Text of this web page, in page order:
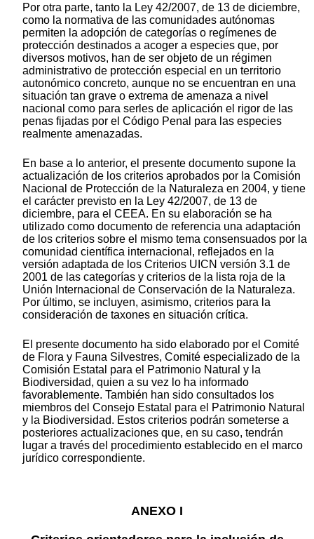
Por otra parte, tanto la Ley 42/2007, de 13 de diciembre,
como la normativa de las comunidades autónomas
permiten la adopción de categorías o regímenes de
protección destinados a acoger a especies que, por
diversos motivos, han de ser objeto de un régimen
administrativo de protección especial en un territorio
autonómico concreto, aunque no se encuentran en una
situación tan grave o extrema de amenaza a nivel
nacional como para serles de aplicación el rigor de las
penas fijadas por el Código Penal para las especies
realmente amenazadas.
En base a lo anterior, el presente documento supone la
actualización de los criterios aprobados por la Comisión
Nacional de Protección de la Naturaleza en 2004, y tiene
el carácter previsto en la Ley 42/2007, de 13 de
diciembre, para el CEEA. En su elaboración se ha
utilizado como documento de referencia una adaptación
de los criterios sobre el mismo tema consensuados por la
comunidad científica internacional, reflejados en la
versión adaptada de los Criterios UICN versión 3.1 de
2001 de las categorías y criterios de la lista roja de la
Unión Internacional de Conservación de la Naturaleza.
Por último, se incluyen, asimismo, criterios para la
consideración de taxones en situación crítica.
El presente documento ha sido elaborado por el Comité
de Flora y Fauna Silvestres, Comité especializado de la
Comisión Estatal para el Patrimonio Natural y la
Biodiversidad, quien a su vez lo ha informado
favorablemente. También han sido consultados los
miembros del Consejo Estatal para el Patrimonio Natural
y la Biodiversidad. Estos criterios podrán someterse a
posteriores actualizaciones que, en su caso, tendrán
lugar a través del procedimiento establecido en el marco
jurídico correspondiente.
ANEXO I